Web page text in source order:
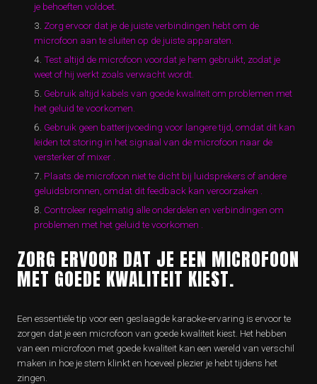
je behoeften voldoet.
Zorg ervoor dat je de juiste verbindingen hebt om de
microfoon aan te sluiten op de juiste apparaten.
Test altijd de microfoon voordat je hem gebruikt, zodat je
weet of hij werkt zoals verwacht wordt.
Gebruik altijd kabels van goede kwaliteit om problemen met
het geluid te voorkomen.
Gebruik geen batterijvoeding voor langere tijd, omdat dit kan
leiden tot storing in het signaal van de microfoon naar de
versterker of mixer .
Plaats de microfoon niet te dicht bij luidsprekers of andere
geluidsbronnen, omdat dit feedback kan veroorzaken .
Controleer regelmatig alle onderdelen en verbindingen om
problemen met het geluid te voorkomen .
ZORG ERVOOR DAT JE EEN MICROFOON
MET GOEDE KWALITEIT KIEST.
Een essentiële tip voor een geslaagde karaoke-ervaring is ervoor te
zorgen dat je een microfoon van goede kwaliteit kiest. Het hebben
van een microfoon met goede kwaliteit kan een wereld van verschil
maken in hoe je stem klinkt en hoeveel plezier je hebt tijdens het
zingen.